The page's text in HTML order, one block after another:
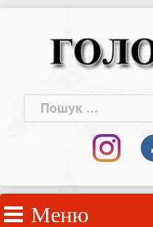
Пошук:
Меню